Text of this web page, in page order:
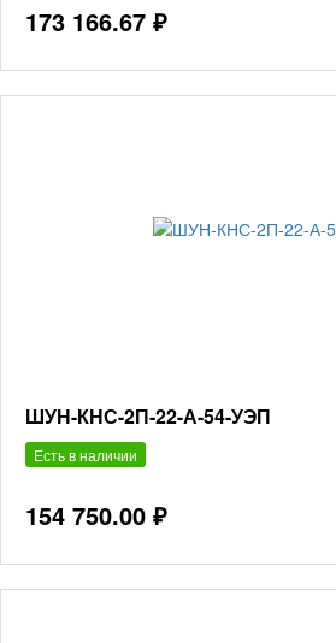
173 166.67 ₽
ШУН-КНС-2П-22-А-54-УЭП
Есть в наличии
154 750.00 ₽